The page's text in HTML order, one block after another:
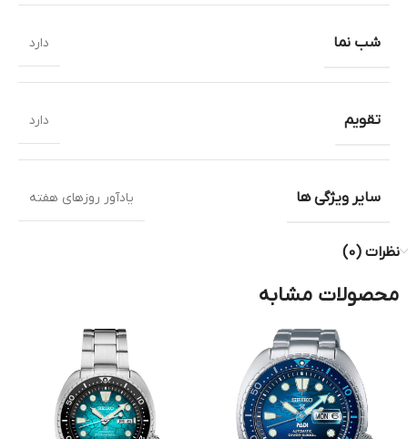
شب نما دارد
تقویم دارد
سایر ویژگی ها یادآور روزهای هفته
نظرات (0)
محصولات مشابه